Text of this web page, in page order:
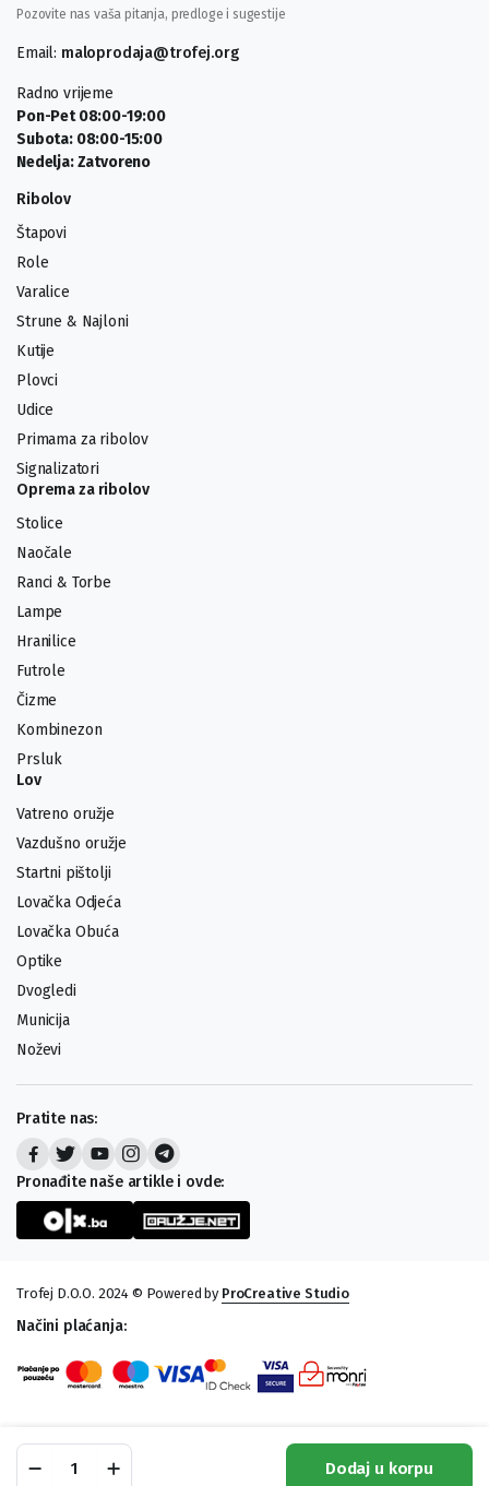
Springfield
Dodaj u korpu
Pozovite nas vaša pitanja, predloge i sugestije
Email: maloprodaja@trofej.org
Radno vrijeme
Pon-Pet 08:00-19:00
Subota: 08:00-15:00
Nedelja: Zatvoreno
Ribolov
Štapovi
Role
Varalice
Strune & Najloni
Kutije
Plovci
Udice
Primama za ribolov
Signalizatori
Oprema za ribolov
Stolice
Naočale
Ranci & Torbe
Lampe
Hranilice
Futrole
Čizme
Kombinezon
Prsluk
Lov
Vatreno oružje
Vazdušno oružje
Startni pištolji
Lovačka Odjeća
Lovačka Obuća
Optike
Dvogledi
Municija
Noževi
Pratite nas:
Pronađite naše artikle i ovde:
Trofej D.O.O. 2024 © Powered by ProCreative Studio
Načini plaćanja: